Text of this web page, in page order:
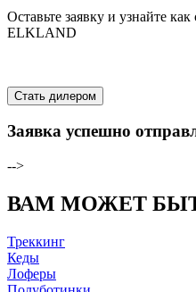
Оставьте заявку и узнайте
ELKLAND
Стать дилером
Заявка успешно
-->
ВАМ МОЖЕТ
Треккинг
Кеды
Лоферы